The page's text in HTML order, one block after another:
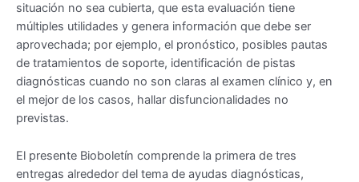
situación no sea cubierta, que esta evaluación tiene
múltiples utilidades y genera información que debe ser
aprovechada; por ejemplo, el pronóstico, posibles pautas
de tratamientos de soporte, identificación de pistas
diagnósticas cuando no son claras al examen clínico y, en
el mejor de los casos, hallar disfuncionalidades no
previstas.
El presente Bioboletín comprende la primera de tres
entregas alrededor del tema de ayudas diagnósticas,